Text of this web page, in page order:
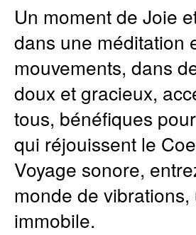
Un moment de Joie
dans une méditation
mouvements, dans
doux et gracieux,
tous, bénéfiques
qui réjouissent le
Voyage sonore,
monde de vibrations,
immobile.